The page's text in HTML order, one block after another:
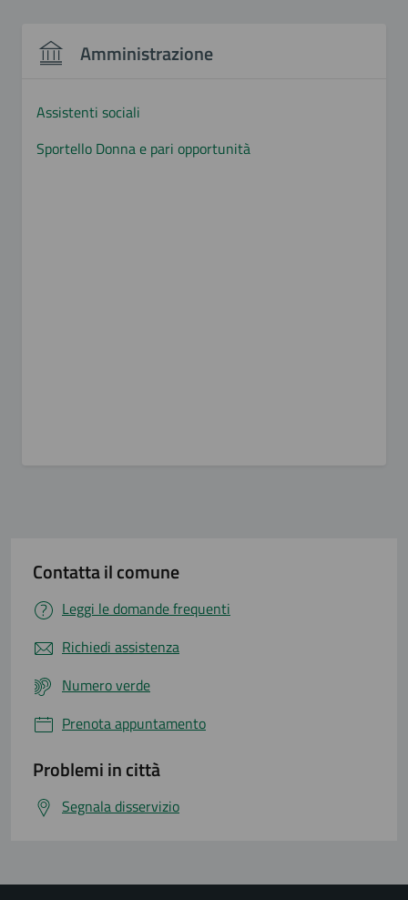
Amministrazione
Assistenti sociali
Sportello Donna e pari opportunità
Contatta il comune
Leggi le domande frequenti
Richiedi assistenza
Numero verde
Prenota appuntamento
Problemi in città
Segnala disservizio